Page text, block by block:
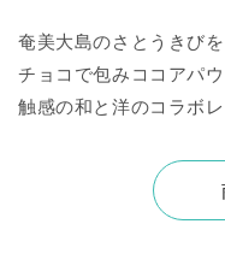
奄美大島のさとうきび
チョコで包みココアパ
触感の和と洋のコラボレ